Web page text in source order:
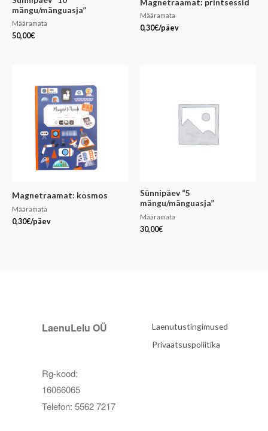
mängu/mänguasja”
Määramata
50,00€
Määramata
0,30€/päev
Magnetraamat: kosmos
Määramata
0,30€/päev
Sünnipäev “5
mängu/mänguasja”
Määramata
30,00€
LaenuLelu OÜ
Rg-kood:
16066065
Telefon: 5562 7217
Laenutustingimused
Privaatsuspoliitika